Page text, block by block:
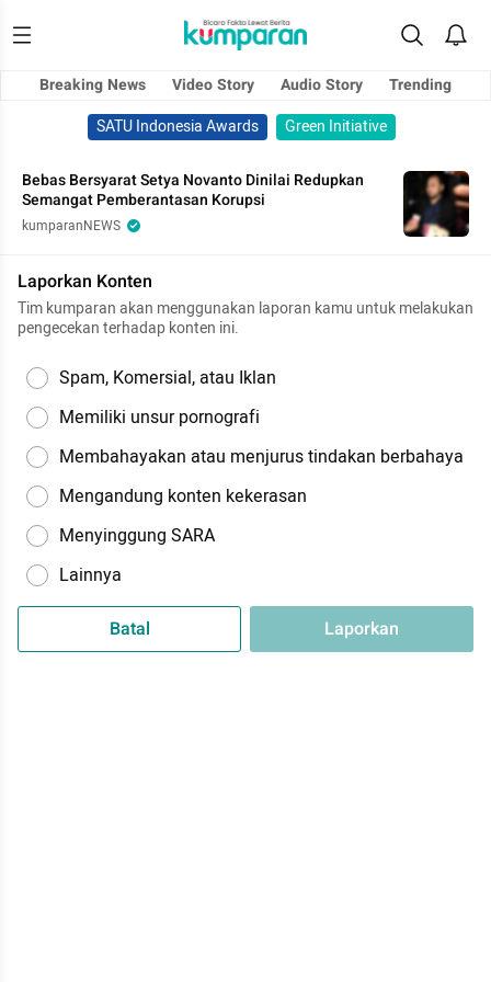
Breaking News Video Story Audio Story
Trending
SATU Indonesia Awards
Green Initiative
Bebas Bersyarat Setya Novanto Dinilai Redupkan
Semangat Pemberantasan Korupsi
kumparanNEWS
Laporkan Konten
Tim kumparan akan menggunakan laporan kamu untuk melakukan
pengecekan terhadap konten ini.
Spam, Komersial, atau Iklan
Memiliki unsur pornografi
Membahayakan atau menjurus tindakan berbahaya
Mengandung konten kekerasan
Menyinggung SARA
Lainnya
Batal Laporkan